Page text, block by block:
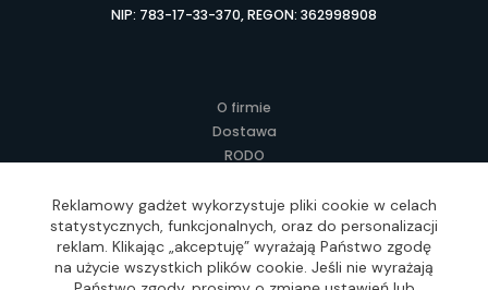
NIP: 783-17-33-370, REGON: 362998908
O firmie
Dostawa
RODO
Regulamin
Lokalne Gadżety Reklamowe
Jak zamawiać?
Słownik pojęć
Reklamowy gadżet wykorzystuje pliki cookie w celach
statystycznych, funkcjonalnych, oraz do personalizacji
reklam. Klikając „akceptuję” wyrażają Państwo zgodę
na użycie wszystkich plików cookie. Jeśli nie wyrażają